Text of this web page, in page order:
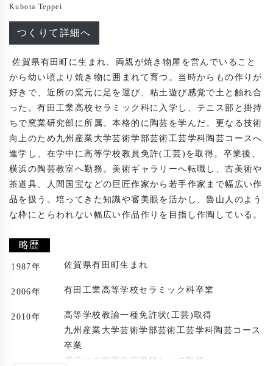
Kubota Teppei
つくりて詳細へ
佐賀県有田町に生まれ、両親が焼き物屋を営んでいること
から幼い頃より焼き物に囲まれて育つ。当時からもの作りが
好きで、近所の窯元に足を運び、粘土遊び感覚で土と触れ合
った。有田工業高校セラミック科に入学し、テニス部と掛持
ちで窯業研究部に所属。本格的に陶芸を学んだ。更なる技術
向上のため九州産業大学芸術学部芸術工芸学科陶芸コースへ
進学し、在学中に高等学校教員免許(工芸)を取得。卒業後、
横浜の陶芸教室へ勤務。美術ギャラリーへ転職し、古美術や
茶道具、人間国宝などの巨匠作家から若手作家まで幅広い作
品を扱う。培ってきた知識や審美眼を活かし、魯山人のよう
な枠にとらわれない幅広い作品作りを目指し作陶している。
略歴
1987年 佐賀県有田町生まれ
2006年 有田工業高等学校セラミック科卒業
2010年
高等学校教諭一種免許状(工芸)取得
九州産業大学芸術学部芸術工芸学科陶芸コース
卒業
横浜にて陶芸教室講師として勤務